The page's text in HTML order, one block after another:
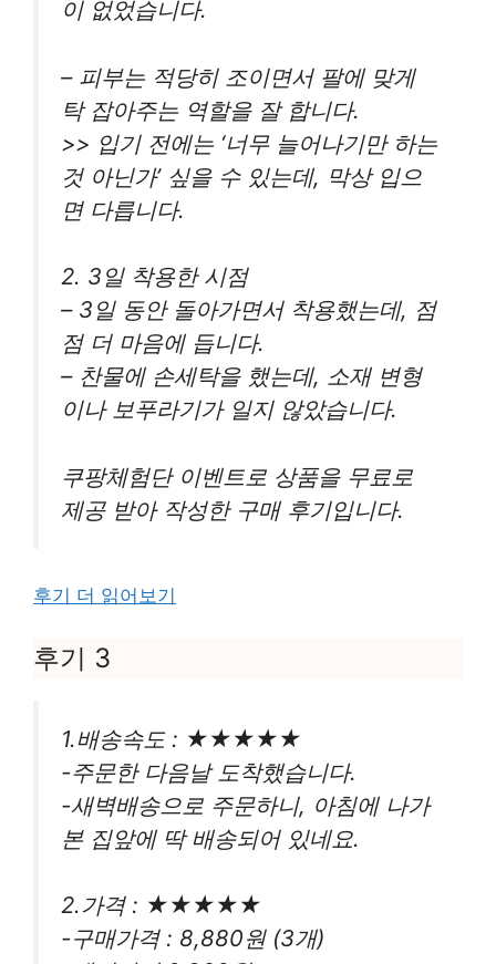
이 없었습니다.
– 피부는 적당히 조이면서 팔에 맞게
탁 잡아주는 역할을 잘 합니다.
>> 입기 전에는 ‘너무 늘어나기만 하는
것 아닌가’ 싶을 수 있는데, 막상 입으
면 다릅니다.
2. 3일 착용한 시점
– 3일 동안 돌아가면서 착용했는데, 점
점 더 마음에 듭니다.
– 찬물에 손세탁을 했는데, 소재 변형
이나 보푸라기가 일지 않았습니다.
쿠팡체험단 이벤트로 상품을 무료로
제공 받아 작성한 구매 후기입니다.
후기 더 읽어보기
후기 3
1.배송속도 : ★★★★★
-주문한 다음날 도착했습니다.
-새벽배송으로 주문하니, 아침에 나가
본 집앞에 딱 배송되어 있네요.
2.가격 : ★★★★★
-구매가격 : 8,880원 (3개)